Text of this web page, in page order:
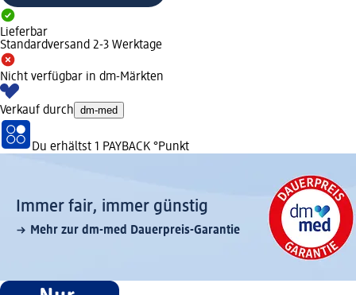
Lieferbar
Standardversand 2-3 Werktage
Nicht verfügbar in dm-Märkten
Verkauf durch dm-med
Du erhältst 1 PAYBACK °Punkt
Immer fair,­ immer günstig
Mehr zur dm-med Dauerpreis-Garantie